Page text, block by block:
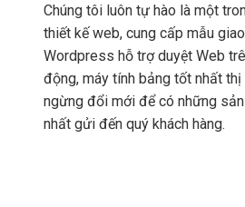
Chúng tôi luôn tự hào là một
thiết kế web, cung cấp mẫu
Wordpress hỗ trợ duyệt Web
động, máy tính bảng tốt nhất
ngừng đổi mới để có những
nhất gửi đến quý khách hàng.